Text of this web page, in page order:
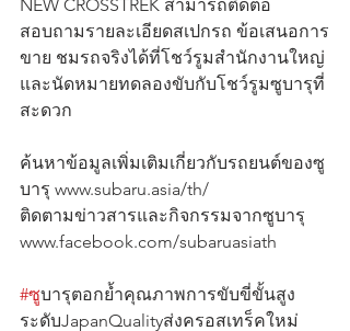
NEW CROSSTREK สามารถติดต่อ
สอบถามรายละเอียดสเปกรถ ข้อเสนอการ
ขาย ชมรถจริงได้ที่โชว์รูมสำนักงานใหญ่
และนัดหมายทดลองขับกับโชว์รูมซูบารุที่
สะดวก
ค้นหาข้อมูลเพิ่มเติมเกี่ยวกับรถยนต์ของซู
บารุ www.subaru.asia/th/
ติดตามข่าวสารและกิจกรรมจากซูบารุ
www.facebook.com/subaruasiath
#ซูบารุตอกย้ำคุณภาพการขับขี่ขั้นสูง
ระดับJapanQualityส่งครอสเทร็คใหม่